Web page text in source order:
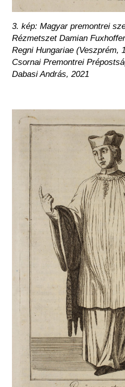
3. kép: Magyar premontrei
Rézmetszet Damian
Regni Hungariae (Veszprém,
Csornai Premontrei
Dabasi András, 2021
Kép